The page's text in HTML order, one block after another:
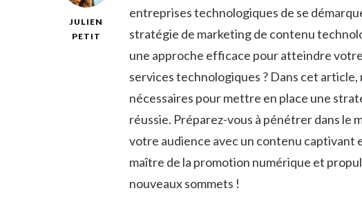
JULIEN
PETIT
entreprises technologiques de se
stratégie de marketing de contenu
une approche efficace pour atteindre
services ​technologiques ? Dans cet
nécessaires pour mettre en place une
réussie. Préparez-vous à pénétrer dans le
votre audience avec un contenu captivant
maître de ⁤la ⁤promotion numérique et
nouveaux sommets !